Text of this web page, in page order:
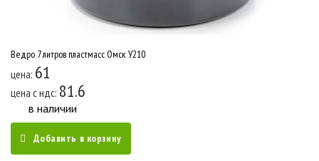
Ведро 7 литров пластмасс Омск У210
цена: 61
цена c ндс: 81.6
в наличии
Добавить в корзину